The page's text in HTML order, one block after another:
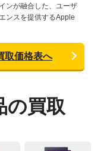
ンが融合した、ユーザ
ンスを提供するApple
取価格表へ
の買取